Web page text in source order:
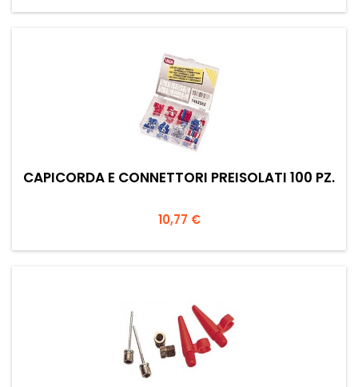
CAPICORDA E CONNETTORI PREISOLATI 100 PZ.
Prezzo
10,77 €